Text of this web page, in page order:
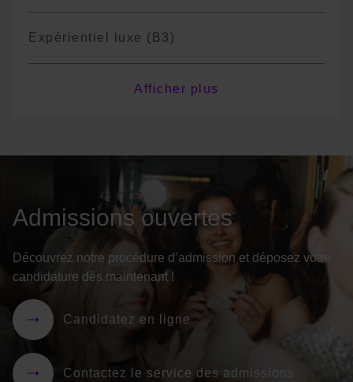
Expérientiel luxe (B3)
Communication événementielle & RP (B1)
Marketing digital (B3)
Entrepreneuriat (B3)
*Le programme est non exhaustif, il pourra
y avoir des variations de cours ou des
changements de terminologie en fonction
des années
Afficher plus
Admissions ouvertes
Découvrez notre procédure d’admission et déposez votre
candidature dès maintenant !
Candidatez en ligne
Contactez le service des admissions